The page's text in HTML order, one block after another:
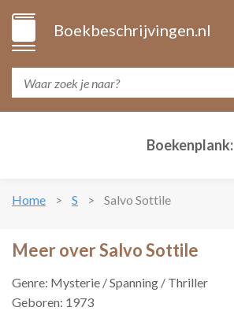
Boekbeschrijvingen.nl
Boekenplank:
Home S Salvo Sottile
Meer over Salvo Sottile
Genre: Mysterie / Spanning / Thriller
Geboren: 1973